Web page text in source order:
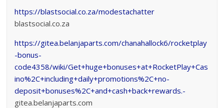
https://blastsocial.co.za/modestachatter
blastsocial.co.za
https://gitea.belanjaparts.com/chanahallock6/rocketplay
-bonus-
code4358/wiki/Get+huge+bonuses+at+RocketPlay+Cas
ino%2C+including+daily+promotions%2C+no-
deposit+bonuses%2C+and+cash+back+rewards.-
gitea.belanjaparts.com